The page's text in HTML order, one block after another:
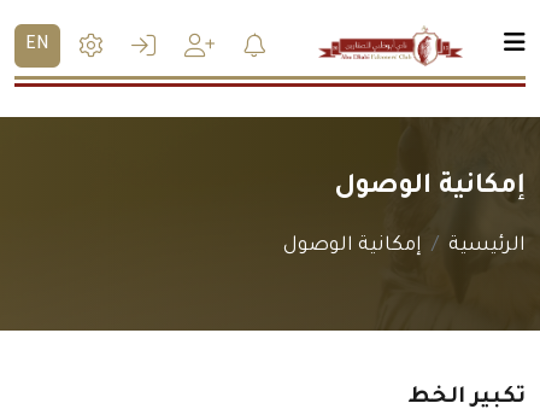
EN
إمكانية الوصول
الرئيسية إمكانية الوصول
تكبير الخط